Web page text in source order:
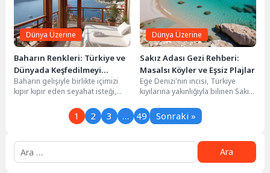
Dünya Üzerine
Baharın Renkleri: Türkiye ve
Dünyada Keşfedilmeyi
Bekleyen 10 Rota
Baharın gelişiyle birlikte içimizi
kıpır kıpır eden seyahat isteği,
güzel rotaların hayalini...
Dünya Üzerine
Sakız Adası Gezi Rehberi:
Masalsı Köyler ve Eşsiz Plajlar
Ege Denizi'nin incisi, Türkiye
kıyılarına yakınlığıyla bilinen Sakız
bir deneyim sunuyor. Sakız...
1 2 3 … 49 Sonraki »